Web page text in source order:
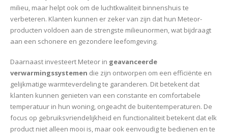
milieu, maar helpt ook om de luchtkwaliteit binnenshuis te
verbeteren. Klanten kunnen er zeker van zijn dat hun Meteor-
producten voldoen aan de strengste milieunormen, wat bijdraagt
aan een schonere en gezondere leefomgeving.
Daarnaast investeert Meteor in geavanceerde
verwarmingssystemen die zijn ontworpen om een efficiënte en
gelijkmatige warmteverdeling te garanderen. Dit betekent dat
klanten kunnen genieten van een constante en comfortabele
temperatuur in hun woning, ongeacht de buitentemperaturen. De
focus op gebruiksvriendelijkheid en functionaliteit betekent dat elk
product niet alleen mooi is, maar ook eenvoudig te bedienen en te